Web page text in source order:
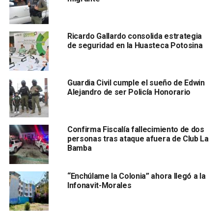
(PDI) ya trabaja con datos de prueba para identificar a
los responsables
sucesopodría estar relacionado con conflictos entre
grupos antagónicos
.
Jesús Juárez Hernández
Seguridad y Protección Ciudadana del Estado
(SSPCE), reconoció quePeñasco es una zona con
condiciones de riesgo y conflictividad
comprometió a que la Guardia Civil Estatal (GCE) y su
Ricardo Gallardo consolida estrategia
de seguridad en la Huasteca Potosina
Guardia Civil cumple el sueño de Edwin
Alejandro de ser Policía Honorario
Confirma Fiscalía fallecimiento de dos
personas tras ataque afuera de Club La
Bamba
“Enchúlame la Colonia” ahora llegó a la
Infonavit-Morales